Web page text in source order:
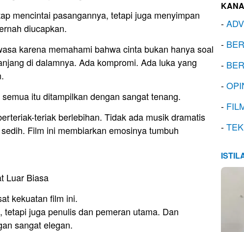
mencintai pasangannya, tetapi juga menyimpan
diucapkan.
karena memahami bahwa cinta bukan hanya soal
di dalamnya. Ada kompromi. Ada luka yang
itu ditampilkan dengan sangat tenang.
teriak berlebihan. Tidak ada musik dramatis
Film ini membiarkan emosinya tumbuh
Luar Biasa
kekuatan film ini.
tetapi juga penulis dan pemeran utama. Dan
sangat elegan.
-
-
-
-
-
-